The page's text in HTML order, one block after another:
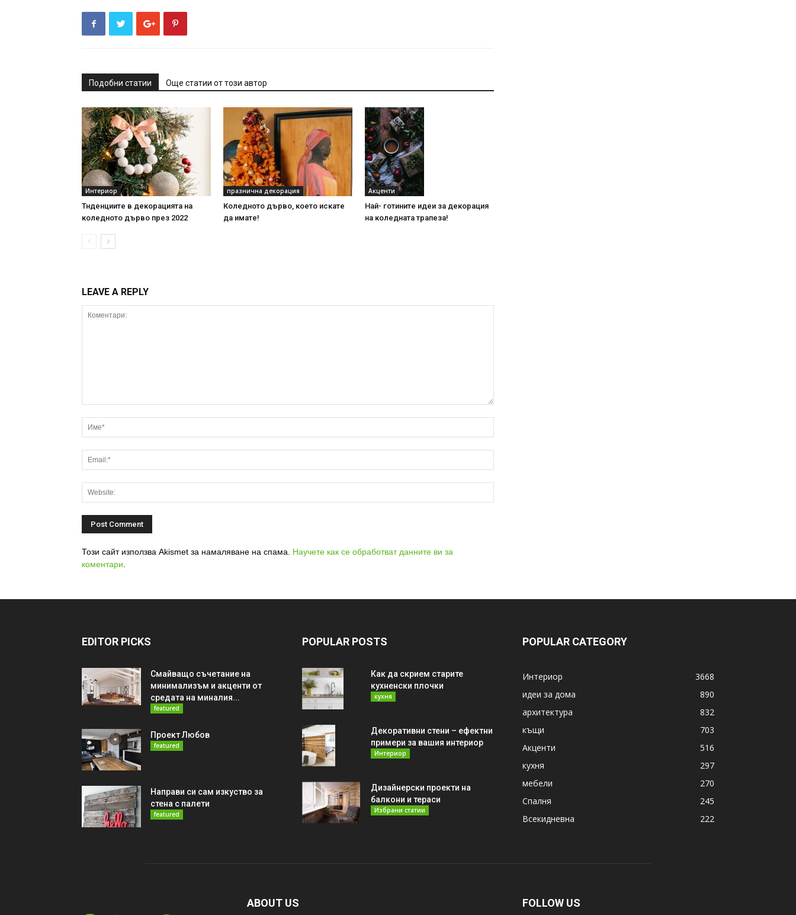
Подобни статии Още статии от този автор
Интериор
Тнденциите в декорацията на
коледното дърво през 2022
празнична декорация
Коледното дърво, което искате
да имате!
Акценти
Най- готините идеи за декорация
на коледната трапеза!
LEAVE A REPLY
Този сайт използва Akismet за намаляване на спама. Научете как се обработват данните ви за
коментари
EDITOR PICKS
Смайващо съчетание на
минимализъм и акценти от
средата на миналия...
featured
Проект Любов
featured
Направи си сам изкуство за
стена с палети
featured
POPULAR POSTS
Как да скрием старите
кухненски плочки
кухня
Декоративни стени – ефектни
примери за вашия интериор
Интериор
Дизайнерски проекти на
балкони и тераси
Избрани статии
POPULAR CATEGORY
Интериор
3668
идеи за дома
890
архитектура
832
къщи
703
Акценти
516
кухня
297
мебели
270
Спалня
245
Всекидневна
222
ABOUT US FOLLOW US